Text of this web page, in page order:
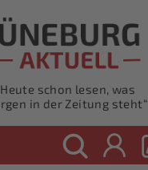
schon lesen, was
in der Zeitung steht“